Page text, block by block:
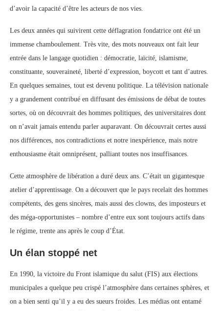
d’avoir la capacité d’être les acteurs de nos vies.
Les deux années qui suivirent cette déflagration fondatrice ont été un
immense chamboulement. Très vite, des mots nouveaux ont fait leur
entrée dans le langage quotidien : démocratie, laïcité, islamisme,
constituante, souveraineté, liberté d’expression, boycott et tant d’autres.
En quelques semaines, tout est devenu politique. La télévision nationale
y a grandement contribué en diffusant des émissions de débat de toutes
sortes, où on découvrait des hommes politiques, des universitaires dont
on n’avait jamais entendu parler auparavant. On découvrait certes aussi
nos différences, nos contradictions et notre inexpérience, mais notre
enthousiasme était omniprésent, palliant toutes nos insuffisances.
Cette atmosphère de libération a duré deux ans. C’était un gigantesque
atelier d’apprentissage. On a découvert que le pays recelait des hommes
compétents, des gens sincères, mais aussi des clowns, des imposteurs et
des méga-opportunistes – nombre d’entre eux sont toujours actifs dans
le régime, trente ans après le coup d’État.
Un élan stoppé net
En 1990, la victoire du Front islamique du salut (FIS) aux élections
municipales a quelque peu crispé l’atmosphère dans certaines sphères, et
on a bien senti qu’il y a eu des sueurs froides. Les médias ont entamé